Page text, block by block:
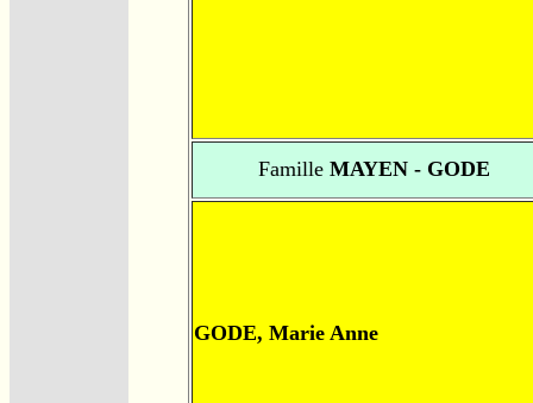
Famille MAYEN - GODE
GODE, Marie Anne